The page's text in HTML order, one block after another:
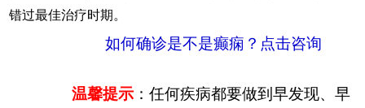
错过最佳治疗时期。
如何确诊是不是癫痫？点击咨询
温馨提示：任何疾病都要做到早发现、早